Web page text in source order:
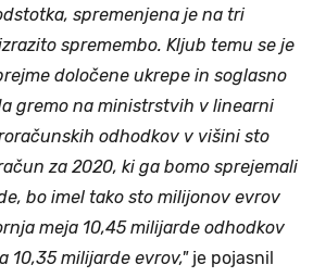
spremenjena je na tri
spremembo. Kljub temu se je
določene ukrepe in soglasno
gremo na ministrstvih v linearni
odhodkov v višini sto
za 2020, ki ga bomo sprejemali
bo imel tako sto milijonov evrov
meja 10,45 milijarde odhodkov
10,35 milijarde evrov," je pojasnil